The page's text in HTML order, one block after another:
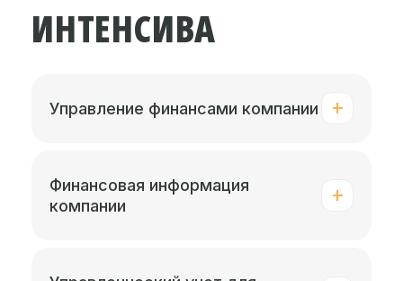
ИНТЕНСИВА
Управление финансами компании
Финансовая информация
компании